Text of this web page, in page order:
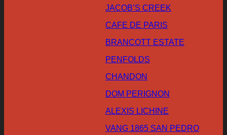
JACOB’S CREEK
CAFE DE PARIS
BRANCOTT ESTATE
PENFOLDS
CHANDON
DOM PERIGNON
ALEXIS LICHINE
VANG 1865 SAN PEDRO